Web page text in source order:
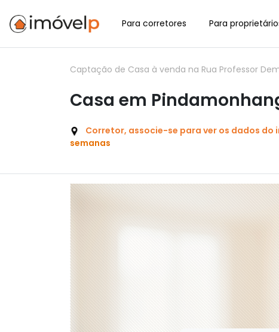
Para corretores Para
Captação de Casa à venda na Rua Professor
Casa em
Corretor, associe-se para ver os dados do
semanas